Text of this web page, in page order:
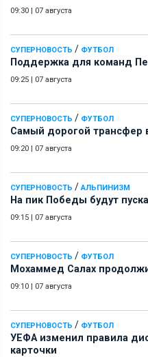
09:30 | 07 августа
СУПЕРНОВОСТЬ / ФУТБОЛ
Поддержка для команд
09:25 | 07 августа
СУПЕРНОВОСТЬ / ФУТБОЛ
Самый дорогой трансфер
09:20 | 07 августа
СУПЕРНОВОСТЬ / АЛЬПИНИЗМ
На пик Победы будут
09:15 | 07 августа
СУПЕРНОВОСТЬ / ФУТБОЛ
Мохаммед Салах
09:10 | 07 августа
СУПЕРНОВОСТЬ / ФУТБОЛ
УЕФА изменил правила
карточки